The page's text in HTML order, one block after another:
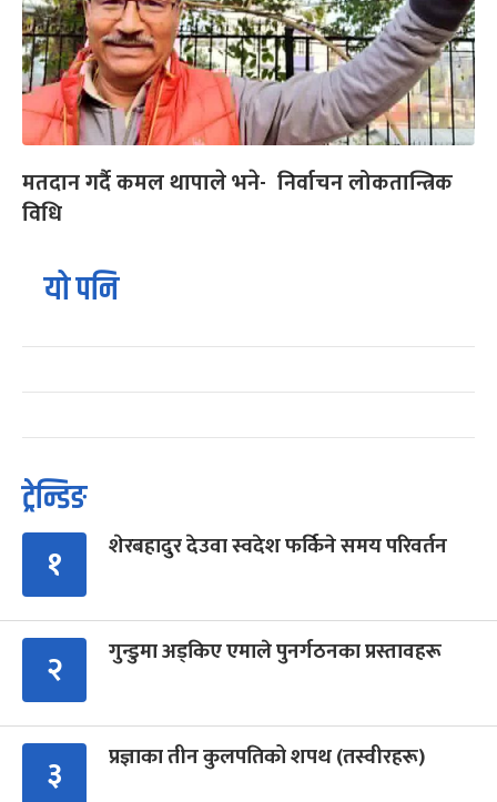
मतदान गर्दै कमल थापाले भने- निर्वाचन लोकतान्त्रिक
विधि
यो पनि
ट्रेन्डिङ
१ शेरबहादुर देउवा स्वदेश फर्किने समय परिवर्तन
२ गुन्डुमा अड्किए एमाले पुनर्गठनका प्रस्तावहरू
३ प्रज्ञाका तीन कुलपतिको शपथ (तस्वीरहरू)